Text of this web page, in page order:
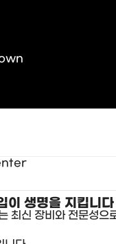
이 생명을 지킵니다
최신 장비와 전문성으